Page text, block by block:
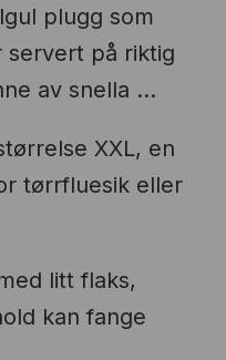
plugg som
servert på riktig
av snella ...
XXL, en
tørrfluesik eller
litt flaks,
kan fange